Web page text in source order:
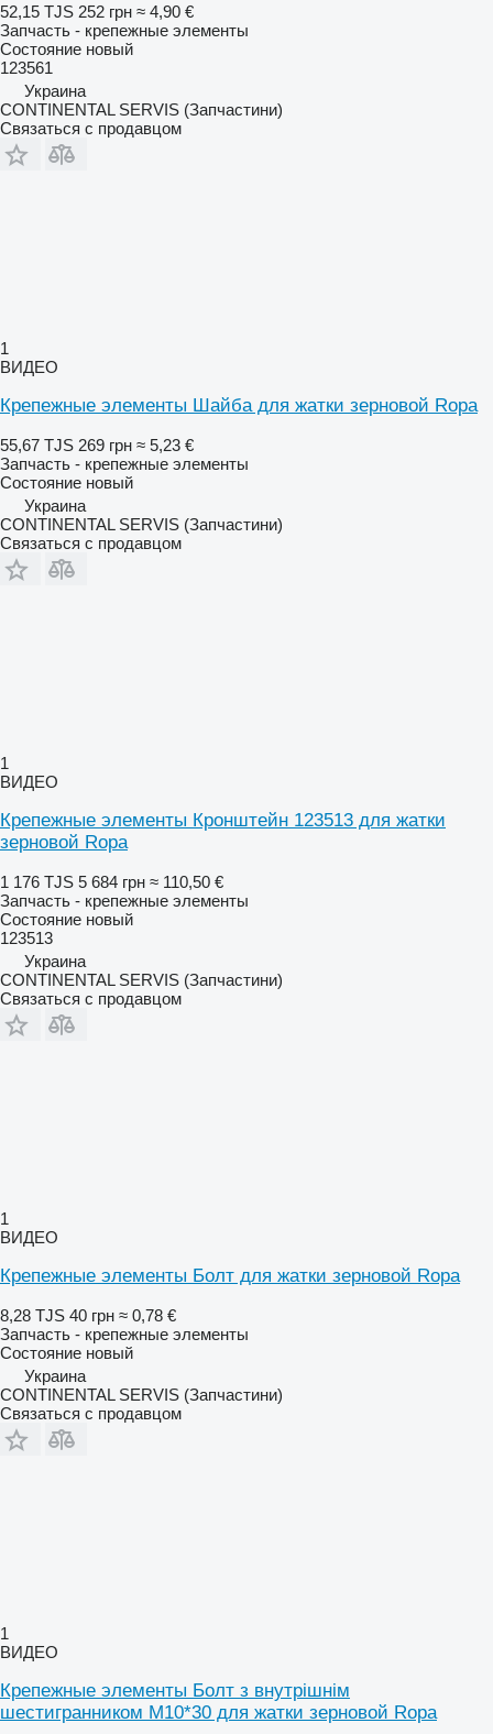
52,15 TJS 252 грн ≈ 4,90 €
Запчасть - крепежные элементы
Состояние новый
123561
Украина
CONTINENTAL SERVIS (Запчастини)
Связаться с продавцом
1
ВИДЕО
Крепежные элементы Шайба для жатки зерновой Ropa
55,67 TJS 269 грн ≈ 5,23 €
Запчасть - крепежные элементы
Состояние новый
Украина
CONTINENTAL SERVIS (Запчастини)
Связаться с продавцом
1
ВИДЕО
Крепежные элементы Кронштейн 123513 для жатки
зерновой Ropa
1 176 TJS 5 684 грн ≈ 110,50 €
Запчасть - крепежные элементы
Состояние новый
123513
Украина
CONTINENTAL SERVIS (Запчастини)
Связаться с продавцом
1
ВИДЕО
Крепежные элементы Болт для жатки зерновой Ropa
8,28 TJS 40 грн ≈ 0,78 €
Запчасть - крепежные элементы
Состояние новый
Украина
CONTINENTAL SERVIS (Запчастини)
Связаться с продавцом
1
ВИДЕО
Крепежные элементы Болт з внутрішнім
шестигранником M10*30 для жатки зерновой Ropa